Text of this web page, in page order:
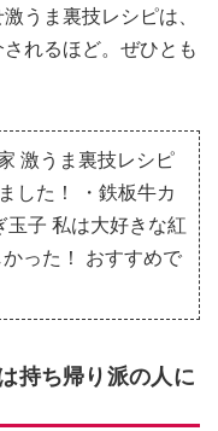
うま裏技レシピは、
れるほど。ぜひとも
激うま裏技レシピ
した！ ・鉄板牛カ
玉子 私は大好きな紅
った！ おすすめで
持ち帰り派の人に